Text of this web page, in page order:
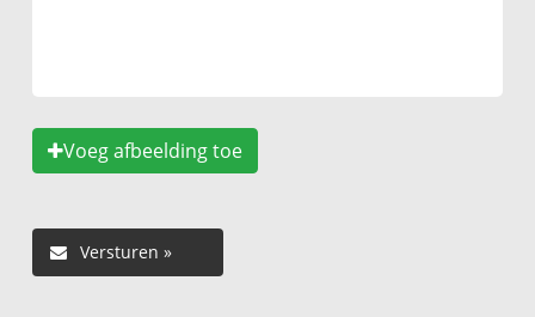
Voeg afbeelding toe